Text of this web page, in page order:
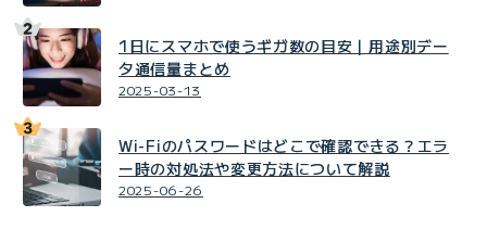
1日にスマホで使うギガ数の目安｜用途別デー
タ通信量まとめ
2025-03-13
Wi-Fiのパスワードはどこで確認できる？エラ
ー時の対処法や変更方法について解説
2025-06-26